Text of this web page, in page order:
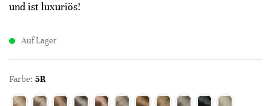
und ist luxuriös!
Auf Lager
Farbe: 5R